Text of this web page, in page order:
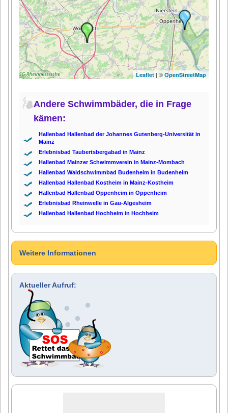
Leaflet| © OpenStreetMap
Andere Schwimmbäder, die in Frage
kämen:
Hallenbad Hallenbad der Johannes Gutenberg-Universität in
Mainz
Erlebnisbad Taubertsbergabad in Mainz
Hallenbad Mainzer Schwimmverein in Mainz-Mombach
Hallenbad Waldschwimmbad Budenheim in Budenheim
Hallenbad Hallenbad Kostheim in Mainz-Kostheim
Hallenbad Hallenbad Oppenheim in Oppenheim
Erlebnisbad Rheinwelle in Gau-Algesheim
Hallenbad Hallenbad Hochheim in Hochheim
Weitere Informationen
Aktueller Aufruf: